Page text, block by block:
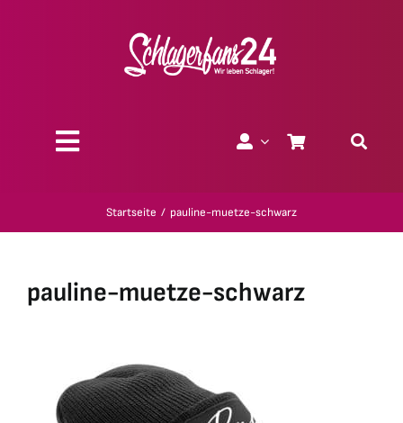
Toggle
Kollektionen
Startseite pauline-muetze-schwarz
pauline-muetze-schwarz